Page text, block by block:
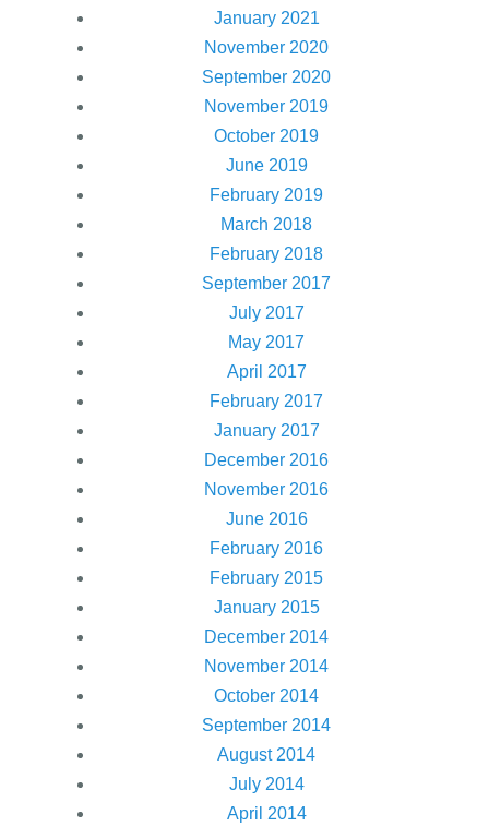
January 2021
November 2020
September 2020
November 2019
October 2019
June 2019
February 2019
March 2018
February 2018
September 2017
July 2017
May 2017
April 2017
February 2017
January 2017
December 2016
November 2016
June 2016
February 2016
February 2015
January 2015
December 2014
November 2014
October 2014
September 2014
August 2014
July 2014
April 2014